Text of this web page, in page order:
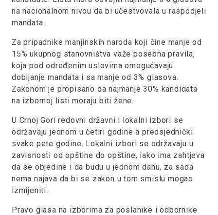
na nacionalnom nivou da bi učestvovala u raspodjeli
mandata.
Za pripadnike manjinskih naroda koji čine manje od
15% ukupnog stanovništva važe posebna pravila,
koja pod određenim uslovima omogućavaju
dobijanje mandata i sa manje od 3% glasova.
Zakonom je propisano da najmanje 30% kandidata
na izbornoj listi moraju biti žene.
U Crnoj Gori redovni državni i lokalni izbori se
održavaju jednom u četiri godine a predsjednički
svake pete godine. Lokalni izbori se održavaju u
zavisnosti od opštine do opštine, iako ima zahtjeva
da se objedine i da budu u jednom danu, za sada
nema najava da bi se zakon u tom smislu mogao
izmijeniti.
Pravo glasa na izborima za poslanike i odbornike